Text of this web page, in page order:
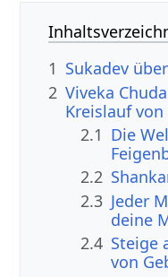
1 Sukadev
2 Viveka
Kreislauf
2.1 Die
2.2
2.3 Jeder
deine
2.4 Steige
von